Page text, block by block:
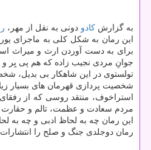
به گزارش كادو دونی به نقل از مهر،
برای به دست آوردن ارث و میراث
جوانِ مردی نجیب زاده كه هم پی یِر
تولستوی در این شاهكار بی بدیل،
شخصیت پردازی قهرمان های بسیار
استراخوف، منتقد روسی كه از
مردم سعادت و عظمت، تالم و
این رمان چه به لحاظ ادبی و چه به
رمان دوجلدی جنگ و صلح را انتشارات